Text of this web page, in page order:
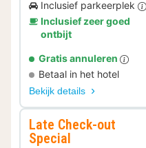
Inclusief parkeerplek
Inclusief zeer goed
ontbijt
Gratis annuleren
Betaal in het hotel
Bekijk details
Late Check-out
Special